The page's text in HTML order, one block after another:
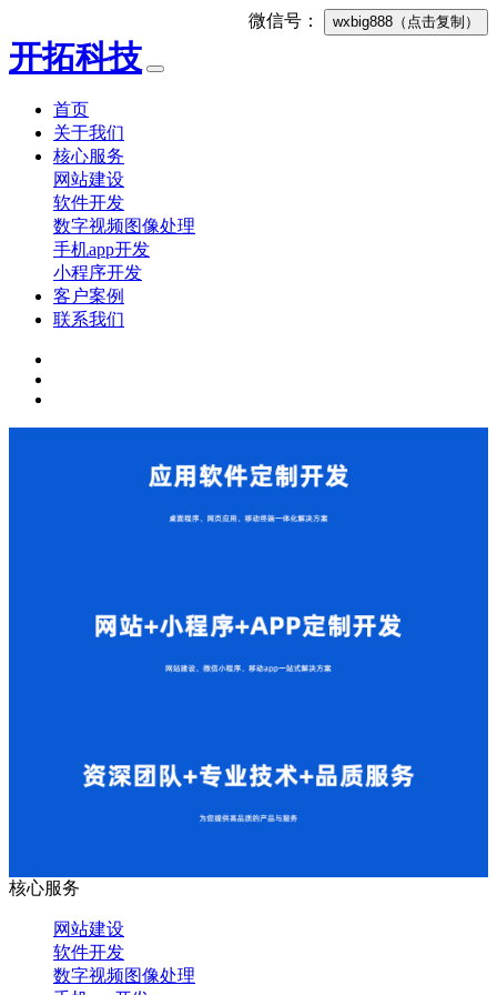
微信号： wxbig888 （点击复制）
开拓科技
首页
关于我们
核心服务
网站建设
软件开发
数字视频图像处理
手机app开发
小程序开发
客户案例
联系我们
核心服务
网站建设
软件开发
数字视频图像处理